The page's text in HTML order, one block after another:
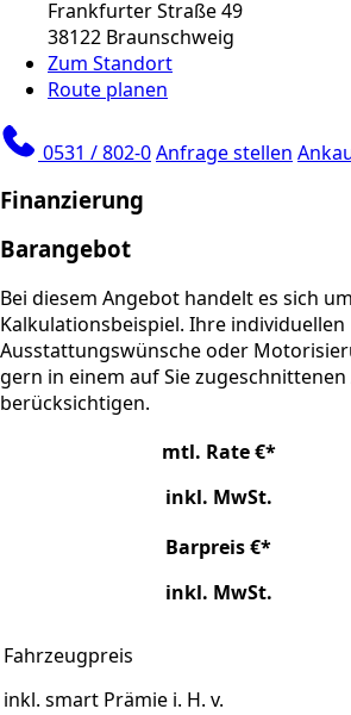
Frankfurter Straße 49
38122 Braunschweig
Zum Standort
Route planen
0531 / 802-0Anfrage stellen
Finanzierung
Barangebot
Bei diesem Angebot handelt es sich
Kalkulationsbeispiel. Ihre individuellen
Ausstattungswünsche oder
gern in einem auf Sie
berücksichtigen.
mtl. Rate €*
inkl. MwSt.
Barpreis €*
inkl. MwSt.
Fahrzeugpreis
inkl. smart Prämie i. H. v.